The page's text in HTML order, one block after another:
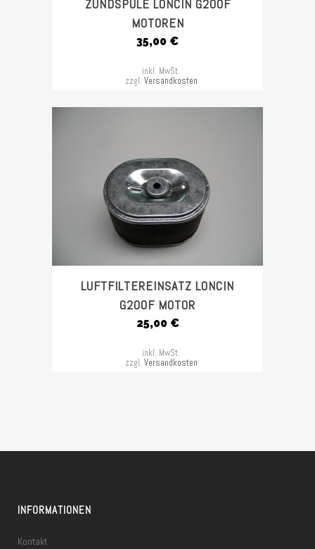
ZÜNDSPULE LONCIN G200F
MOTOREN
35,00 €
inkl. MwSt.
zzgl. Versandkosten
LUFTFILTEREINSATZ LONCIN
G200F MOTOR
25,00 €
inkl. MwSt.
zzgl. Versandkosten
INFORMATIONEN
Kontakt